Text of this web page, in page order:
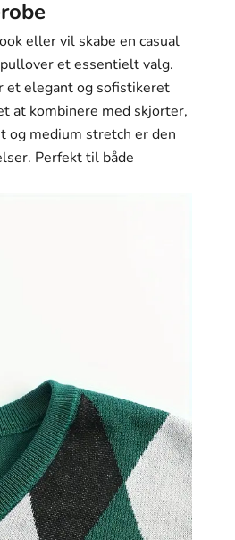
eller vil skabe en casual
et essentielt valg.
et elegant og sofistikeret
at kombinere med skjorter,
medium stretch er den
Perfekt til både